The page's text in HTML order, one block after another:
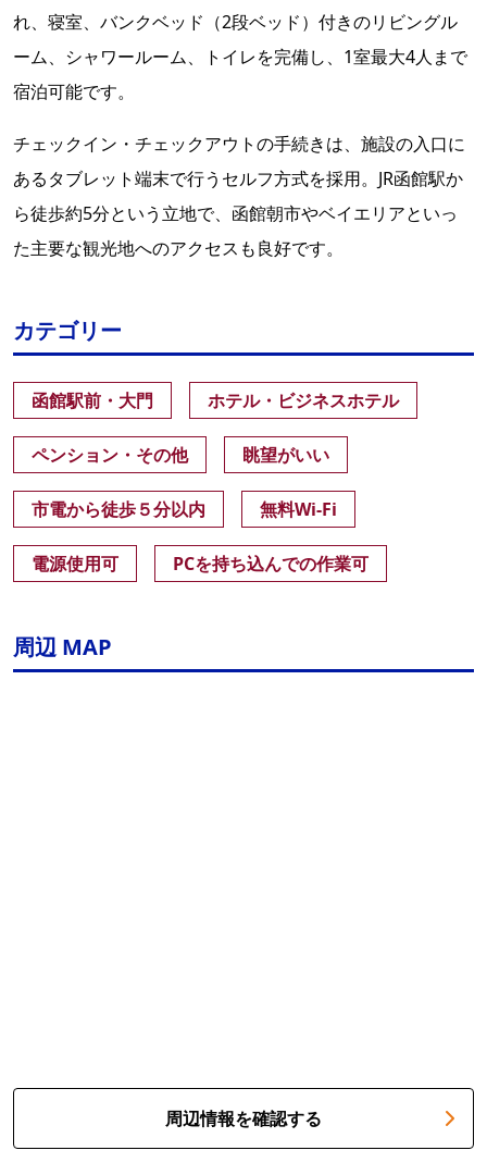
れ、寝室、バンクベッド（2段ベッド）付きのリビングル
ーム、シャワールーム、トイレを完備し、1室最大4人まで
宿泊可能です。
チェックイン・チェックアウトの手続きは、施設の入口に
あるタブレット端末で行うセルフ方式を採用。JR函館駅か
ら徒歩約5分という立地で、函館朝市やベイエリアといっ
た主要な観光地へのアクセスも良好です。
カテゴリー
函館駅前・大門 ホテル・ビジネスホテル
ペンション・その他 眺望がいい
市電から徒歩５分以内 無料Wi-Fi
電源使用可 PCを持ち込んでの作業可
周辺 MAP
周辺情報を確認する